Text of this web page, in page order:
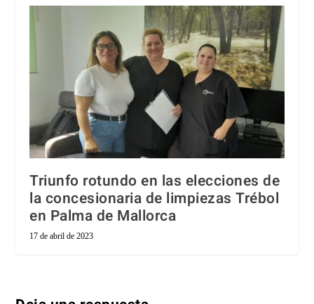
Triunfo rotundo en las elecciones de
la concesionaria de limpiezas Trébol
en Palma de Mallorca
17 de abril de 2023